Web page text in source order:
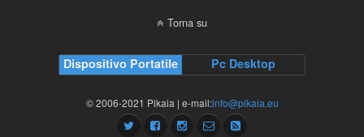
Torna su
Dispositivo Portatile Pc Desktop
© 2006-2021 Pikaia | e-mail:info@pikaia.eu